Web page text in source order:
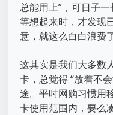
总能用上”，可日子
等想起来时，才发现
意，就这么白白浪费了
这其实是我们大多
卡，总觉得 “放着不
途。平时网购习惯用
卡使用范围内，要么